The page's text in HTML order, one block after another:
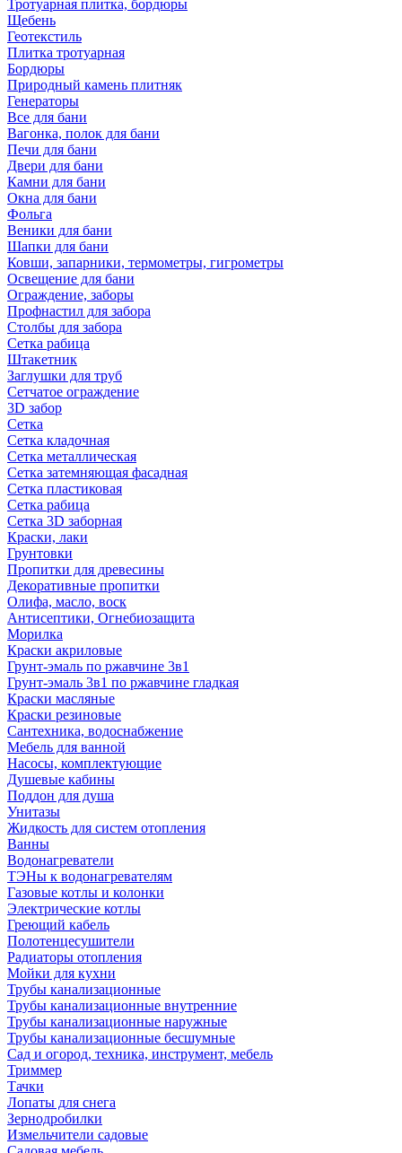
Тротуарная плитка, бордюры
Щебень
Геотекстиль
Плитка тротуарная
Бордюры
Природный камень плитняк
Генераторы
Все для бани
Вагонка, полок для бани
Печи для бани
Двери для бани
Камни для бани
Окна для бани
Фольга
Веники для бани
Шапки для бани
Ковши, запарники, термометры, гигрометры
Освещение для бани
Ограждение, заборы
Профнастил для забора
Столбы для забора
Сетка рабица
Штакетник
Заглушки для труб
Сетчатое ограждение
3D забор
Сетка
Сетка кладочная
Сетка металлическая
Сетка затемняющая фасадная
Сетка пластиковая
Сетка рабица
Сетка 3D заборная
Краски, лаки
Грунтовки
Пропитки для древесины
Декоративные пропитки
Олифа, масло, воск
Антисептики, Огнебиозащита
Морилка
Краски акриловые
Грунт-эмаль по ржавчине 3в1
Грунт-эмаль 3в1 по ржавчине гладкая
Краски масляные
Краски резиновые
Сантехника, водоснабжение
Мебель для ванной
Насосы, комплектующие
Душевые кабины
Поддон для душа
Унитазы
Жидкость для систем отопления
Ванны
Водонагреватели
ТЭНы к водонагревателям
Газовые котлы и колонки
Электрические котлы
Греющий кабель
Полотенцесушители
Радиаторы отопления
Мойки для кухни
Трубы канализационные
Трубы канализационные внутренние
Трубы канализационные наружные
Трубы канализационные бесшумные
Сад и огород, техника, инструмент, мебель
Триммер
Тачки
Лопаты для снега
Зернодробилки
Измельчители садовые